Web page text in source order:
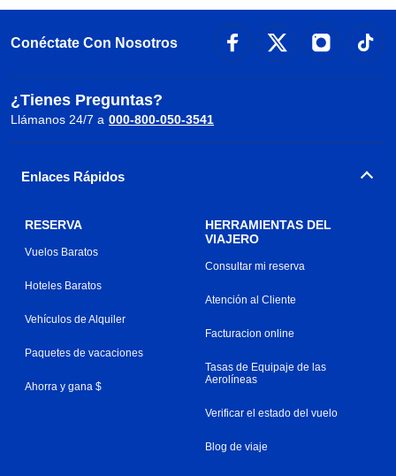
Conéctate Con Nosotros
¿Tienes Preguntas?
Llámanos 24/7 a 000-800-050-3541
Enlaces Rápidos
RESERVA
Vuelos Baratos
Hoteles Baratos
Vehículos de Alquiler
Paquetes de vacaciones
Ahorra y gana $
HERRAMIENTAS DEL
VIAJERO
Consultar mi reserva
Atención al Cliente
Facturacion online
Tasas de Equipaje de las
Aerolíneas
Verificar el estado del vuelo
Blog de viaje